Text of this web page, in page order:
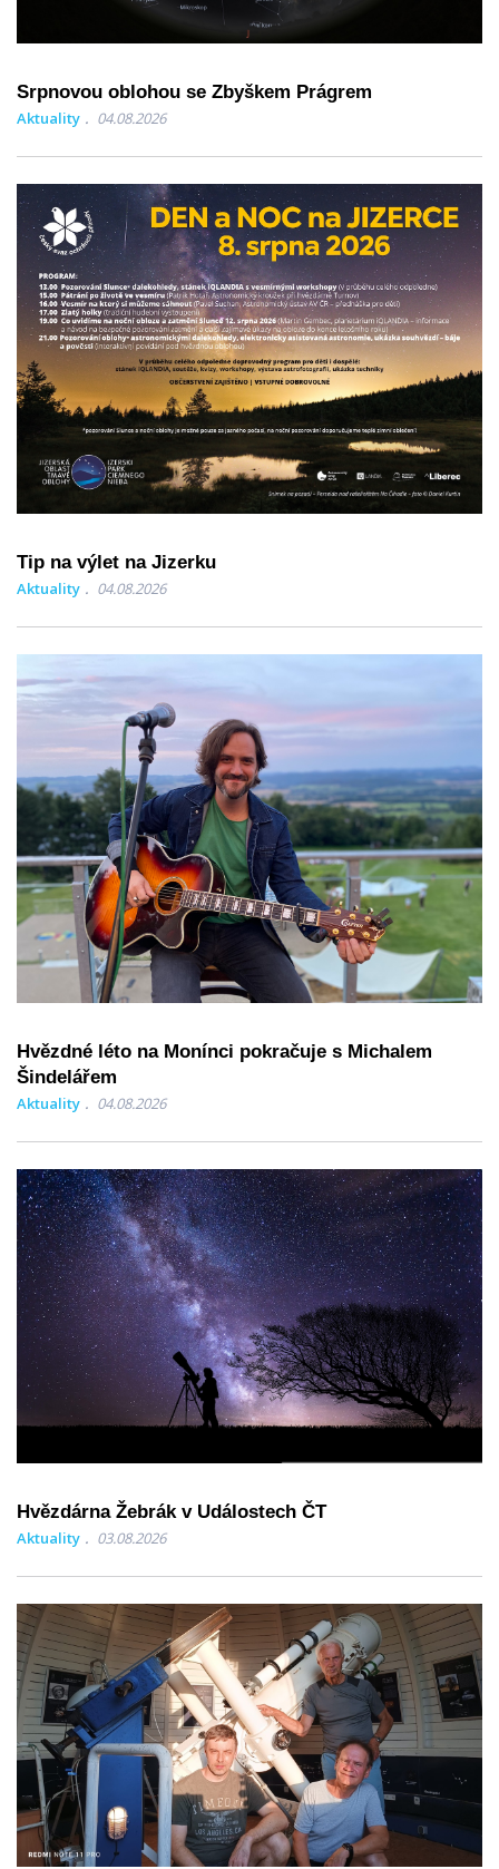
Srpnovou oblohou se Zbyškem Prágrem
Aktuality 04.08.2026
Tip na výlet na Jizerku
Aktuality 04.08.2026
Hvězdné léto na Monínci pokračuje s Michalem
Šindelářem
Aktuality 04.08.2026
Hvězdárna Žebrák v Událostech ČT
Aktuality 03.08.2026